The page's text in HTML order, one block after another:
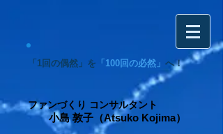
「1回の偶然」を 「100回の必然」 へ！
ファンづくり コンサルタント
小島 敦子（Atsuko Kojima）